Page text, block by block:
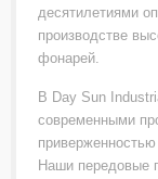
десятилетиями
производстве
фонарей.
В Day Sun
современными
Наши передовые